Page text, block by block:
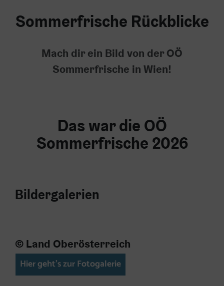
Sommerfrische Rückblicke
Mach dir ein Bild von der OÖ
Sommerfrische in Wien!
Das war die OÖ
Sommerfrische 2026
Bildergalerien
© Land Oberösterreich
Hier geht's zur Fotogalerie